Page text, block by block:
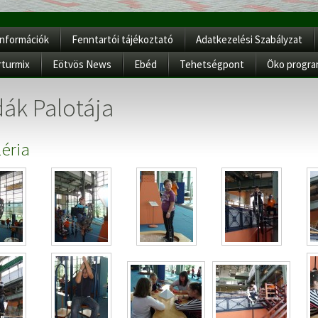
Fenntartói tájékoztató
Adatkezelési Szabályzat
Eötvös News Ebéd Tehetségpont Öko
Palotája